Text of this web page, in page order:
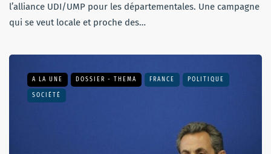
l’alliance UDI/UMP pour les départementales. Une campagne
qui se veut locale et proche des…
A LA UNE DOSSIER - THEMA FRANCE POLITIQUE
SOCIÉTÉ